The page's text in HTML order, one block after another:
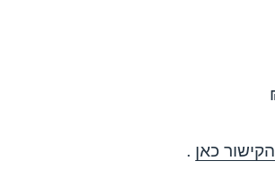
הקישור כאן .